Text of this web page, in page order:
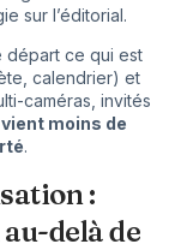
sur l’éditorial.
départ ce qui est
calendrier) et
caméras, invités
moins de
.
:
delà de